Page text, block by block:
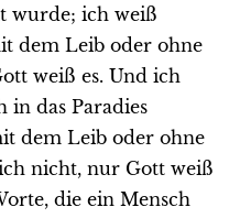
wurde; ich weiß
dem Leib oder ohne
weiß es. Und ich
in das Paradies
dem Leib oder ohne
nicht, nur Gott weiß
die ein Mensch